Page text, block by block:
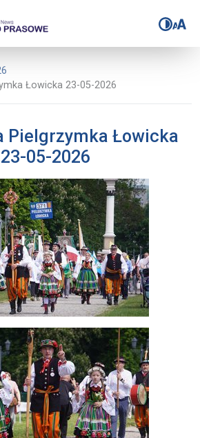
Jasnej Góry – 371.
Góry
Łowicka 23-05-2026
Pielgrzymka Łowicka
23-05-2026